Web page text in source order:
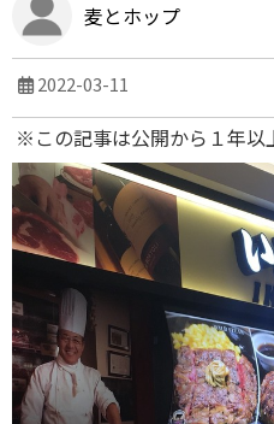
麦とホップ
2022-03-11
※この記事は公開から１年以